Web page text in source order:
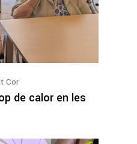
Cor
de calor en les